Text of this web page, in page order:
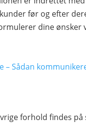
før og efter
dine ønsker
– Sådan
forhold findes